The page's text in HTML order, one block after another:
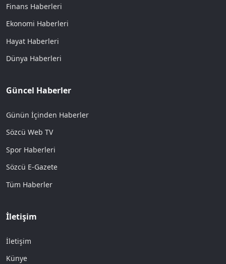
Finans Haberleri
Ekonomi Haberleri
Hayat Haberleri
Dünya Haberleri
Güncel Haberler
Günün İçinden Haberler
Sözcü Web TV
Spor Haberleri
Sözcü E-Gazete
Tüm Haberler
İletişim
İletişim
Künye